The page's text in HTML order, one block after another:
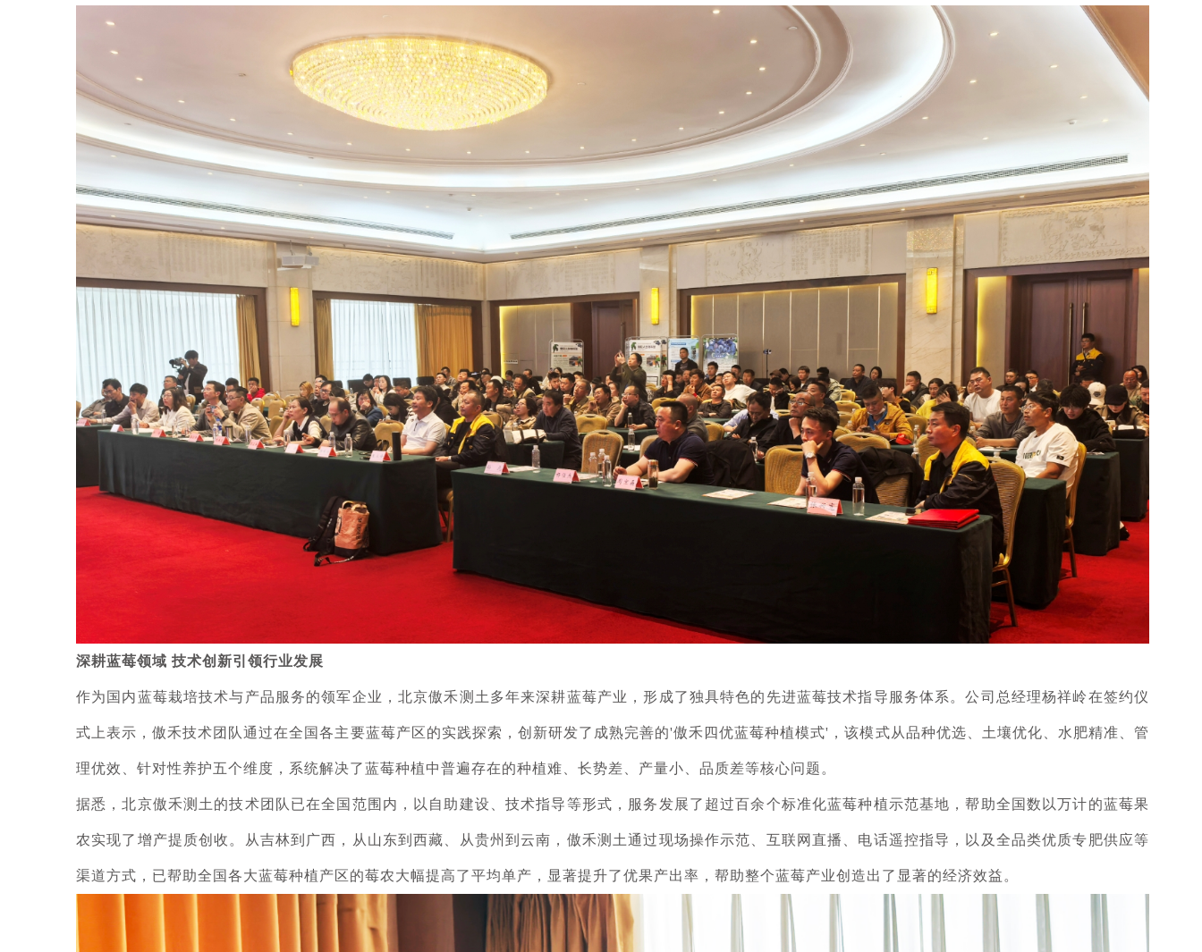
深耕蓝莓领域 技术创新引领行业发展
作为国内蓝莓栽培技术与产品服务的领军企业，北京傲禾测土多年来深耕蓝莓产业，形成了独具特色的先进蓝莓技术指导服务体系。公司总经理杨祥岭在签约仪
式上表示，傲禾技术团队通过在全国各主要蓝莓产区的实践探索，创新研发了成熟完善的'傲禾四优蓝莓种植模式'，该模式从品种优选、土壤优化、水肥精准、管
理优效、针对性养护五个维度，系统解决了蓝莓种植中普遍存在的种植难、长势差、产量小、品质差等核心问题。
据悉，北京傲禾测土的技术团队已在全国范围内，以自助建设、技术指导等形式，服务发展了超过百余个标准化蓝莓种植示范基地，帮助全国数以万计的蓝莓果
农实现了增产提质创收。从吉林到广西，从山东到西藏、从贵州到云南，傲禾测土通过现场操作示范、互联网直播、电话遥控指导，以及全品类优质专肥供应等
渠道方式，已帮助全国各大蓝莓种植产区的莓农大幅提高了平均单产，显著提升了优果产出率，帮助整个蓝莓产业创造出了显著的经济效益。